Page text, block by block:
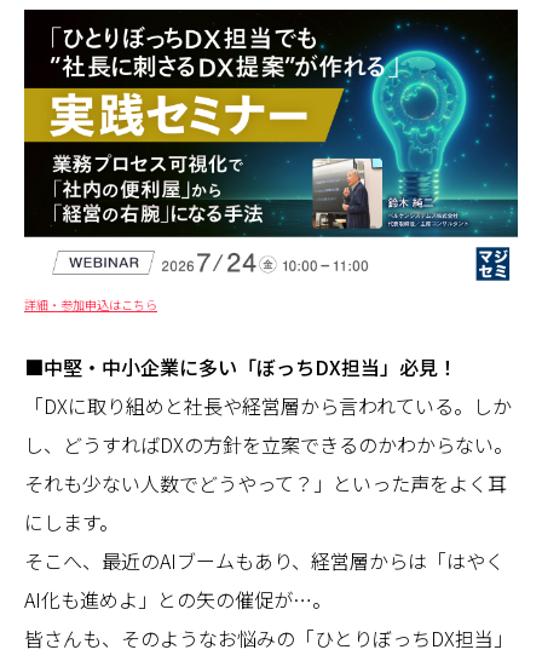
詳細・参加申込はこちら
■中堅・中小企業に多い「ぼっちDX担当」必見！
「DXに取り組めと社長や経営層から言われている。しか
し、どうすればDXの方針を立案できるのかわからない。
それも少ない人数でどうやって？」といった声をよく耳
にします。
そこへ、最近のAIブームもあり、経営層からは「はやく
AI化も進めよ」との矢の催促が…。
皆さんも、そのようなお悩みの「ひとりぼっちDX担当」